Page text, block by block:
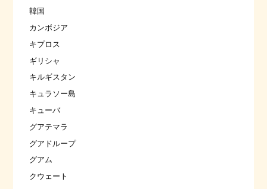
韓国
カンボジア
キプロス
ギリシャ
キルギスタン
キュラソー島
キューバ
グアテマラ
グアドループ
グアム
クウェート